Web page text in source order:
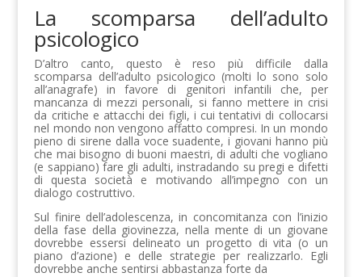
La scomparsa dell’adulto
psicologico
D’altro canto, questo è reso più difficile dalla
scomparsa dell’adulto psicologico (molti lo sono solo
all’anagrafe) in favore di genitori infantili che, per
mancanza di mezzi personali, si fanno mettere in crisi
da critiche e attacchi dei figli, i cui tentativi di collocarsi
nel mondo non vengono affatto compresi. In un mondo
pieno di sirene dalla voce suadente, i giovani hanno più
che mai bisogno di buoni maestri, di adulti che vogliano
(e sappiano) fare gli adulti, instradando su pregi e difetti
di questa società e motivando all’impegno con un
dialogo costruttivo.
Sul finire dell’adolescenza, in concomitanza con l’inizio
della fase della giovinezza, nella mente di un giovane
dovrebbe essersi delineato un progetto di vita (o un
piano d’azione) e delle strategie per realizzarlo. Egli
dovrebbe anche sentirsi abbastanza forte da